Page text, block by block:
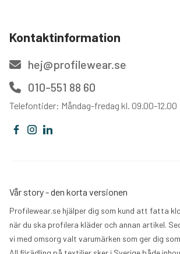
Kontaktinformation
hej@profilewear.se
010-551 88 60
Telefontider: Måndag-fredag kl. 09.00-12.00
Vår story - den korta versionen
Profilewear.se hjälper dig som kund att fatta
när du ska profilera kläder och annan artikel.
vi med omsorg valt varumärken som ger dig